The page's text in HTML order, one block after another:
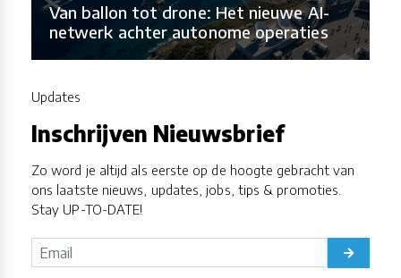
Van ballon tot drone: Het nieuwe AI-
netwerk achter autonome operaties
Updates
Inschrijven Nieuwsbrief
Zo word je altijd als eerste op de hoogte gebracht van
ons laatste nieuws, updates, jobs, tips & promoties.
Stay UP-TO-DATE!